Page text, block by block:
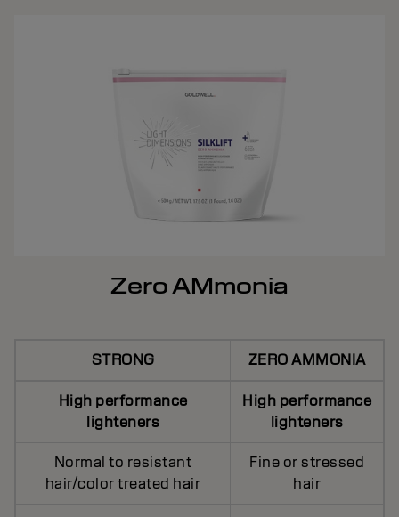
Zero AMmonia
STRONG ZERO AMMONIA
High performance
lighteners
High performance
lighteners
Normal to resistant
hair/color treated hair
Fine or stressed
hair